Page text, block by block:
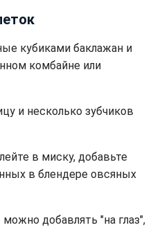
кубиками баклажан и
комбайне или
и несколько зубчиков
в миску, добавьте
в блендере овсяных
добавлять "на глаз",